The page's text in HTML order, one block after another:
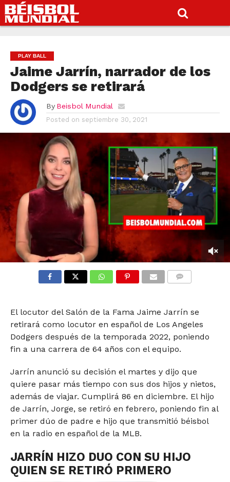
PLAY BALL
Jaime Jarrín, narrador de los
Dodgers se retirará
By Beisbol Mundial
Posted on septiembre 30, 2021
El locutor del Salón de la Fama Jaime Jarrín se
retirará como locutor en español de Los Angeles
Dodgers después de la temporada 2022, poniendo
fin a una carrera de 64 años con el equipo.
Jarrín anunció su decisión el martes y dijo que
quiere pasar más tiempo con sus dos hijos y nietos,
además de viajar. Cumplirá 86 en diciembre. El hijo
de Jarrín, Jorge, se retiró en febrero, poniendo fin al
primer dúo de padre e hijo que transmitió béisbol
en la radio en español de la MLB.
JARRÍN HIZO DUO CON SU HIJO
QUIEN SE RETIRÓ PRIMERO